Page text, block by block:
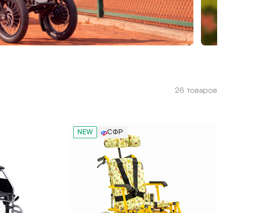
26 товаров
NEW СФР